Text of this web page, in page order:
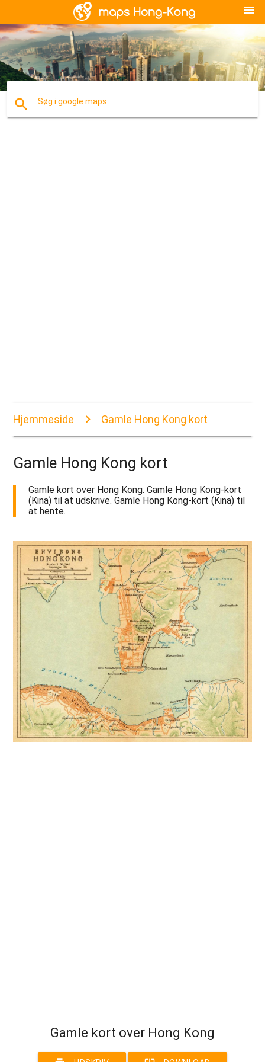
menu
search Søg i google maps
Hjemmeside Gamle Hong Kong kort
Gamle Hong Kong kort
Gamle kort over Hong Kong. Gamle Hong Kong-kort
(Kina) til at udskrive. Gamle Hong Kong-kort (Kina) til
at hente.
Gamle kort over Hong Kong